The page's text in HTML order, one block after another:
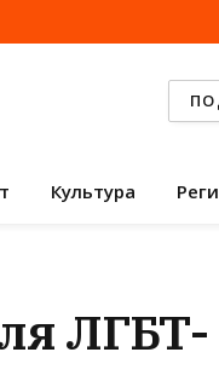
Культура
ЛГБТ-